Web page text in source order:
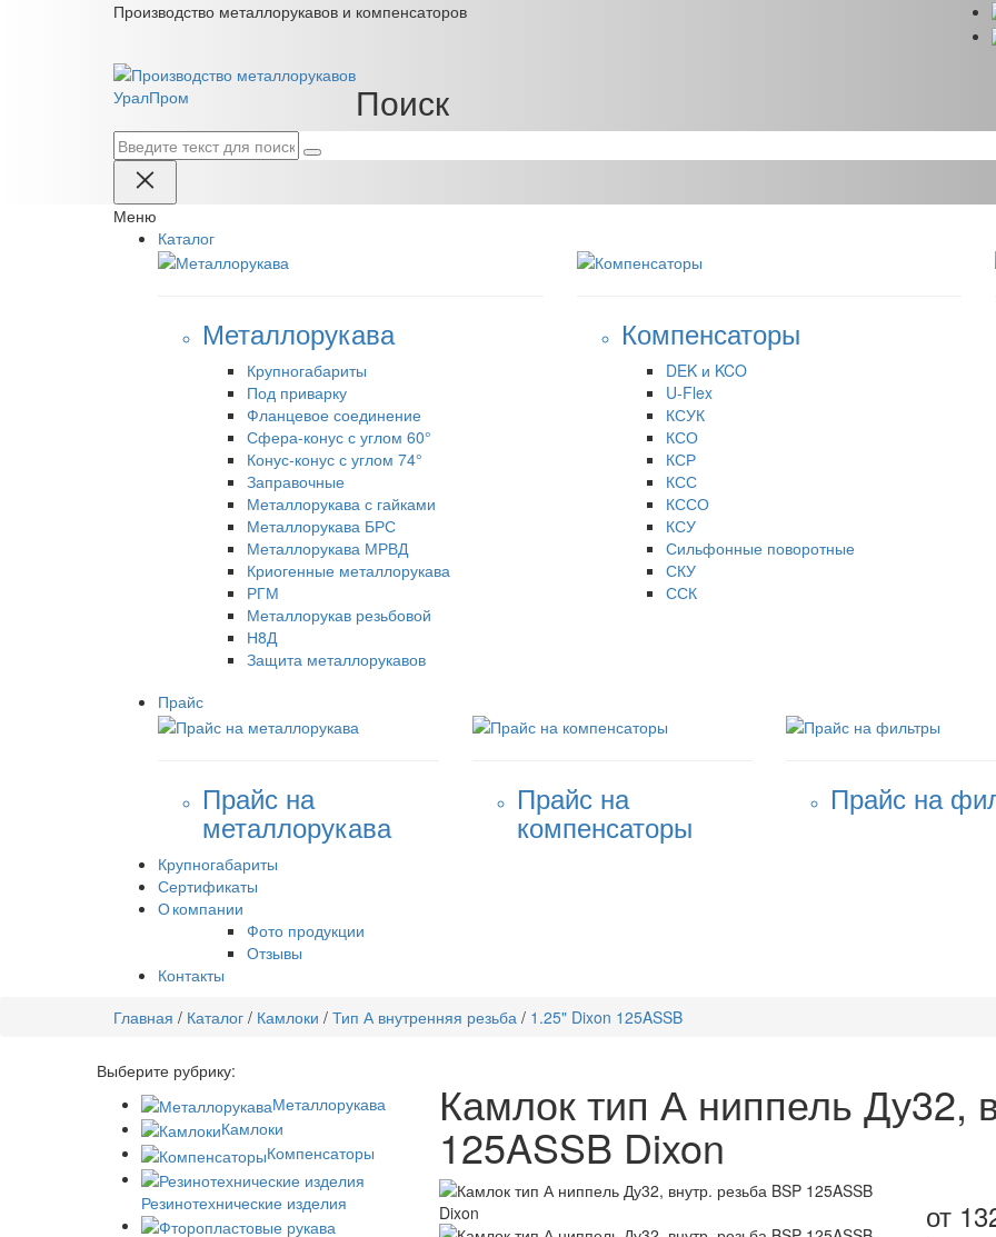
Производство металлорукавов и компенсаторов
УралПром Поиск
Меню
Каталог
Металлорукава
Крупногабариты
Под приварку
Фланцевое соединение
Сфера-конус с углом 60°
Конус-конус с углом 74°
Заправочные
Металлорукава с гайками
Металлорукава БРС
Металлорукава МРВД
Криогенные металлорукава
РГМ
Металлорукав резьбовой
Н8Д
Защита металлорукавов
Компенсаторы
DEK и KCO
U-Flex
КСУК
КСО
КСР
КСС
КССО
КСУ
Сильфонные поворотные
СКУ
ССК
Прайс
Прайс на
металлорукава
Прайс на
компенсаторы
Прайс на
Крупногабариты
Сертификаты
О компании
Фото продукции
Отзывы
Контакты
Главная / Каталог / Камлоки / Тип А внутренняя резьба / 1.25" Dixon 125ASSB
Выберите рубрику:
Металлорукава
Камлоки
Компенсаторы
Резинотехнические изделия
Камлок тип А ниппель Ду32,
125ASSB Dixon
от